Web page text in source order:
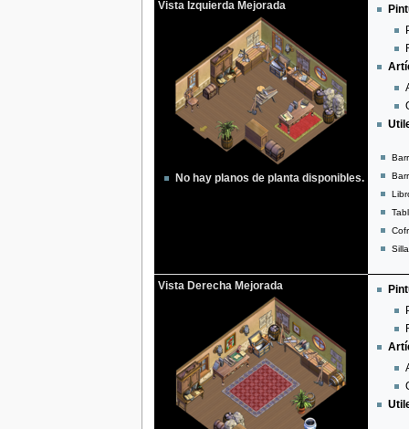
Vista Izquierda Mejorada
No hay planos de planta disponibles.
Vista Derecha Mejorada